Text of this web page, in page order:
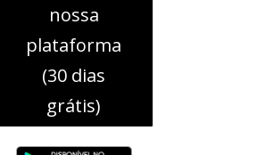
nossa
plataforma
(30 dias
grátis)